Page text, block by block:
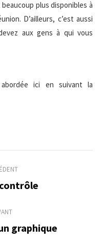
plus disponibles à
D’ailleurs, c’est aussi
aux gens à qui vous
ici en suivant la
graphique